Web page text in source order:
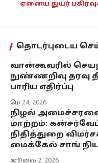
ஏனைய துயர்
தொடர்புடைய
வான்கூவரில்
நுண்ணறிவு தரவு
பாரிய எதிர்ப்பு
மே 24, 2026
நிழல்
மாற்றம்:
நிதித்துறை
மைக்கேல் சாங்
ஜூலை 2, 2026